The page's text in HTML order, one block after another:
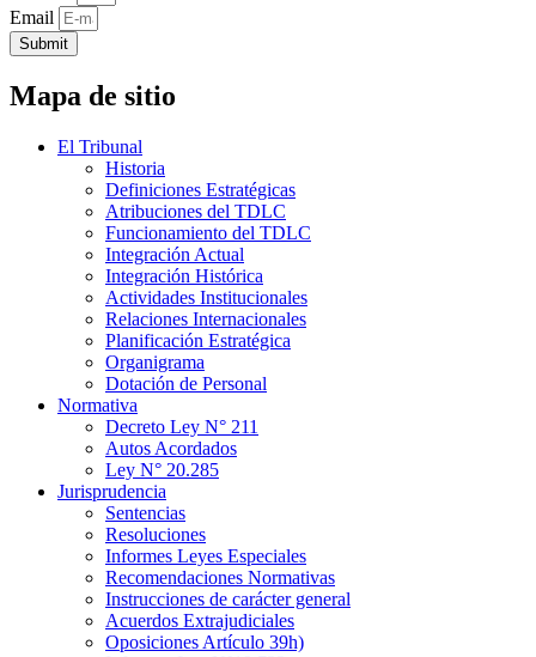
Email
Submit
Mapa de sitio
El Tribunal
Historia
Definiciones Estratégicas
Atribuciones del TDLC
Funcionamiento del TDLC
Integración Actual
Integración Histórica
Actividades Institucionales
Relaciones Internacionales
Planificación Estratégica
Organigrama
Dotación de Personal
Normativa
Decreto Ley N° 211
Autos Acordados
Ley N° 20.285
Jurisprudencia
Sentencias
Resoluciones
Informes Leyes Especiales
Recomendaciones Normativas
Instrucciones de carácter general
Acuerdos Extrajudiciales
Oposiciones Artículo 39h)